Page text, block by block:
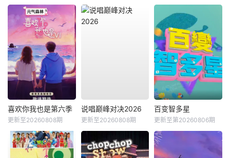
喜欢你我也是第六季
更新至20260808期
说唱巅峰对决2026
更新至20260808期
百变智多星
更新至第20260806期